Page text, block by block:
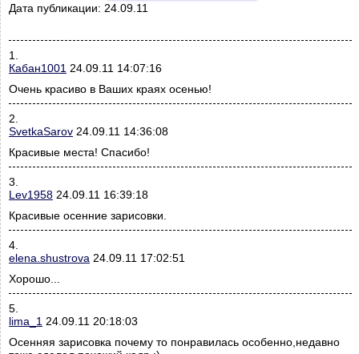
Дата публикации: 24.09.11
1.
Кабан1001 24.09.11 14:07:16
Очень красиво в Ваших краях осенью!
2.
SvetkaSarov 24.09.11 14:36:08
Красивые места! Спасибо!
3.
Lev1958 24.09.11 16:39:18
Красивые осенние зарисовки.
4.
elena.shustrova 24.09.11 17:02:51
Хорошо...
5.
lima_1 24.09.11 20:18:03
Осенняя зарисовка почему то понравилась особенно,недавно